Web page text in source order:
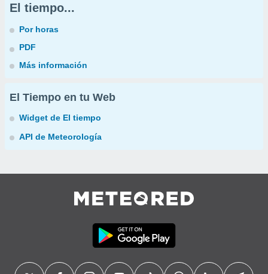
El tiempo...
Por horas
PDF
Más información
El Tiempo en tu Web
Widget de El tiempo
API de Meteorología